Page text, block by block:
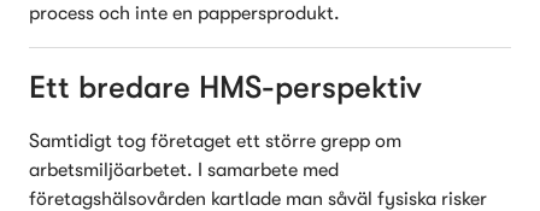
process och inte en pappersprodukt.
Ett bredare HMS-perspektiv
Samtidigt tog företaget ett större grepp om
arbetsmiljöarbetet. I samarbete med
företagshälsovården kartlade man såväl fysiska risker